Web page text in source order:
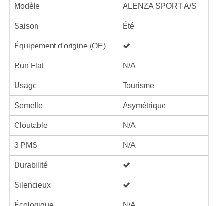
Modèle ALENZA SPORT A/S
Saison Été
Équipement d'origine (OE)
Run Flat N/A
Usage Tourisme
Semelle Asymétrique
Cloutable N/A
3 PMS N/A
Durabilité
Silencieux